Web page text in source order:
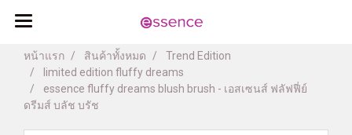
หน้าแรก สินค้าทั้งหมด
Trend Edition
limited edition fluffy dreams
essence fluffy dreams blush brush - เอสเซนส์ ฟลัฟฟี่ย์
ดรีมส์ บลัช บรัช